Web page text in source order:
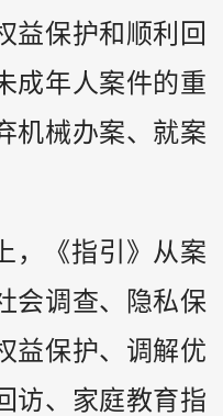
益保护和顺利回
成年人案件的重
机械办案、就案
，《指引》从案
会调查、隐私保
益保护、调解优
访、家庭教育指